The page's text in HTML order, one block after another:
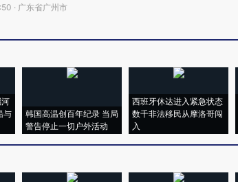
· 广东省广州市
与
韩国高温创百年纪录 当局
警告停止一切户外活动
西班牙休达进入紧急状态
数千非法移民从摩洛哥闯
入